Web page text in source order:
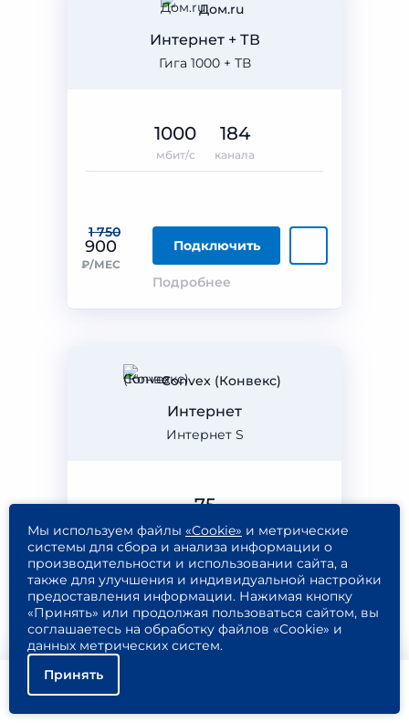
Дом.ru
Гига 1000 + ТВ
Интернет + ТВ
1 750
900
₽/МЕС
Подключить
Подробнее
1000
мбит/с
184
канала
Convex (Конвекс)
Интернет S
Интернет
550
₽/МЕС
Подключить
Подробнее
75
мбит/с
Мы используем файлы «Cookie» и метрические
системы для сбора и анализа информации о
производительности и использовании сайта, а
также для улучшения и индивидуальной настройки
предоставления информации. Нажимая кнопку
«Принять» или продолжая пользоваться сайтом, вы
соглашаетесь на обработку файлов «Cookie» и
данных метрических систем.
Принять